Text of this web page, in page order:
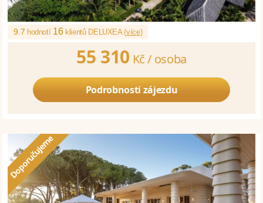
9.7 hodnotí 16klientů DELUXEA (více)
55 310 Kč / osoba
Podrobnosti zájezdu